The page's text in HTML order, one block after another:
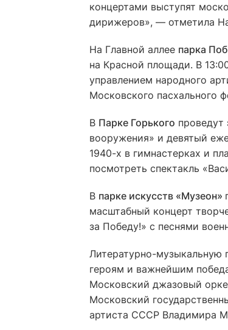
концертами выступят
дирижеров», — отметила
На Главной аллее парка
на Красной площади. В
управлением народного
Московского пасхального
В Парке Горького проведут
вооружения» и девятый
1940-х в гимнастерках и
посмотреть спектакль
В парке искусств «Музеон»
масштабный концерт
за Победу!» с песнями
Литературно-музыкальную
героям и важнейшим
Московский джазовый
Московский
артиста СССР Владимира